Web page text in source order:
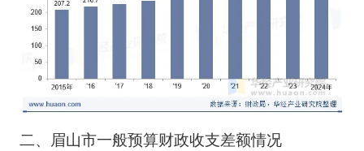
二、眉山市一般预算财政收支差额情况